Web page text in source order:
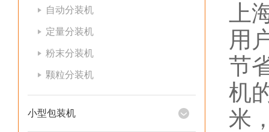
自动分装机
定量分装机
粉末分装机
颗粒分装机
小型包装机
上
用
节
机
米